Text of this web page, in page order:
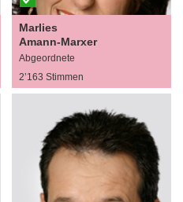
Marlies
Amann-Marxer
Abgeordnete
2’163 Stimmen